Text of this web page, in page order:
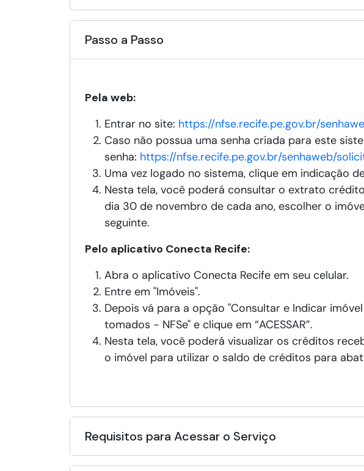
Passo a Passo
Pela web:
Entrar no site: https://nfse.recife.pe.gov.br/
Caso não possua uma senha criada para este
senha: https://nfse.recife.pe.gov.br/senhaweb/
Uma vez logado no sistema, clique em indicação
Nesta tela, você poderá consultar o extrato
dia 30 de novembro de cada ano, escolher o
seguinte.
Pelo aplicativo Conecta Recife:
Abra o aplicativo Conecta Recife em seu celular.
Entre em "Imóveis".
Depois vá para a opção "Consultar e Indicar
tomados - NFSe" e clique em “ACESSAR”.
Nesta tela, você poderá visualizar os créditos
o imóvel para utilizar o saldo de créditos para
Requisitos para Acessar o Serviço